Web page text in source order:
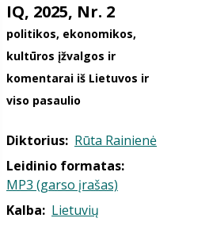
IQ, 2025, Nr. 2
politikos, ekonomikos,
kultūros įžvalgos ir
komentarai iš Lietuvos ir
viso pasaulio
Diktorius: Rūta Rainienė
Leidinio formatas:
MP3 (garso įrašas)
Kalba: Lietuvių